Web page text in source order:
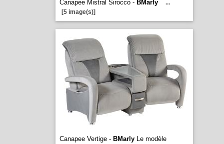
Canapee Mistral Sirocco - BMarly
...
[5 image(s)]
Canapee Vertige - BMarlyLe modèle